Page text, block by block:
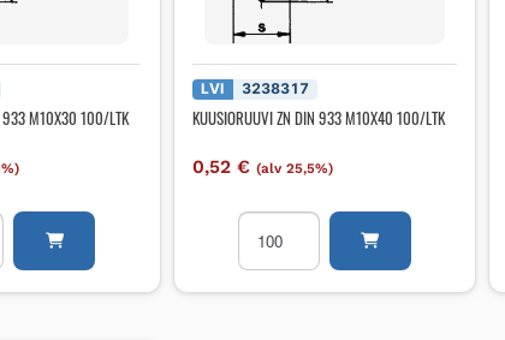
933 M10X30 100/LTK
LVI 3238317
KUUSIORUUVI ZN DIN 933 M10X40 100/LTK
0,52 € (alv 25,5%)
KUUSIORUUVI
DIN